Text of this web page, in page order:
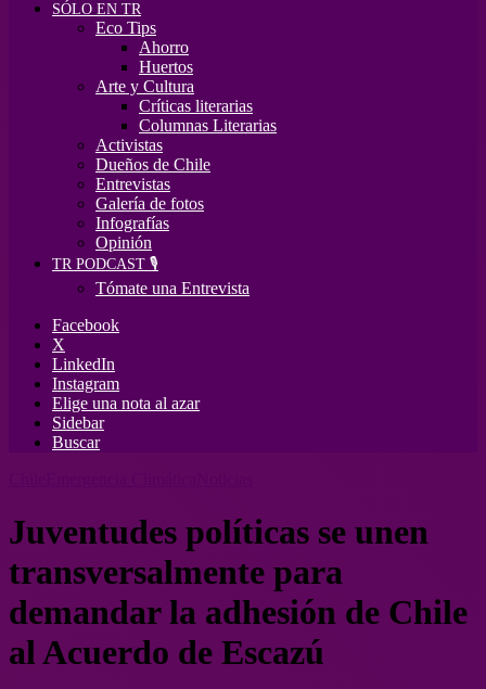
SÓLO EN TR
Eco Tips
Ahorro
Huertos
Arte y Cultura
Críticas literarias
Columnas Literarias
Activistas
Dueños de Chile
Entrevistas
Galería de fotos
Infografías
Opinión
TR PODCAST 🎙️
Tómate una Entrevista
Facebook
X
LinkedIn
Instagram
Elige una nota al azar
Sidebar
Buscar
Juventudes políticas se unen
transversalmente para
demandar la adhesión de Chile
al Acuerdo de Escazú